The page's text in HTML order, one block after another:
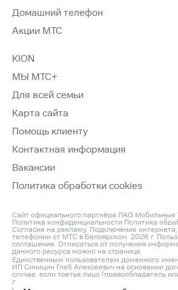
Домашний телефон
Акции МТС
KION
МЫ МТС+
Для всей семьи
Карта сайта
Помощь клиенту
Контактная информация
Вакансии
Политика обработки cookies
Сайт официального партнёра ПАО Мобильные
Политика конфиденциальности Политика
Согласие на рекламу. Подключение
телефонии от МТС в Белоярском. 2026 г.
соглашение. Отписаться от получения
данного ресурса можно на странице.
Единственным пользователем доменного
ИП Синицин Глеб Алексеевич на основании
случае, если третье лицо (правообладатель
лицо) считает, что его права на объект